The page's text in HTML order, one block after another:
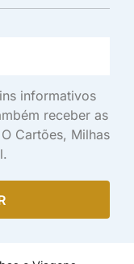
informativos
receber as
Cartões, Milhas